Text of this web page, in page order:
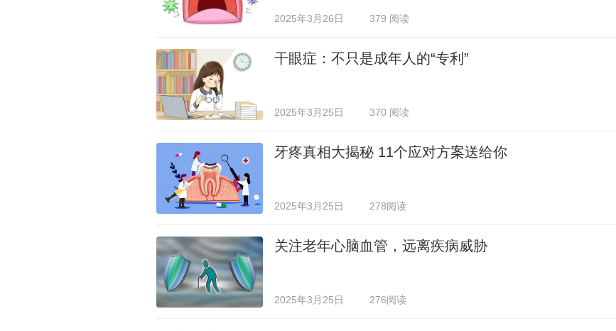
2025年3月26日 379 阅读
干眼症：不只是成年人的“专利”
2025年3月25日 370 阅读
牙疼真相大揭秘 11个应对方案送给你
2025年3月25日 278阅读
关注老年心脑血管，远离疾病威胁
2025年3月25日 276阅读